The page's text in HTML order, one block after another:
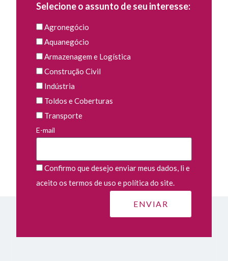
Selecione o assunto de seu interesse:
Agronegócio
Aquanegócio
Armazenagem e Logística
Construção Civil
Indústria
Toldos e Coberturas
Transporte
E-mail
Confirmo que desejo enviar meus dados, li e
aceito os termos de uso e política do site.